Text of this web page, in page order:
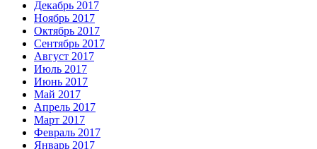
Декабрь 2017
Ноябрь 2017
Октябрь 2017
Сентябрь 2017
Август 2017
Июль 2017
Июнь 2017
Май 2017
Апрель 2017
Март 2017
Февраль 2017
Январь 2017